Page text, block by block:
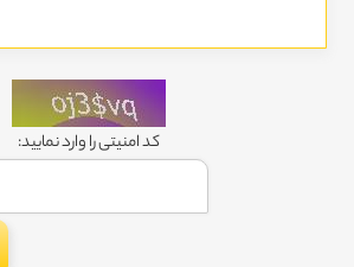
کد امنیتی را وارد نمایید: